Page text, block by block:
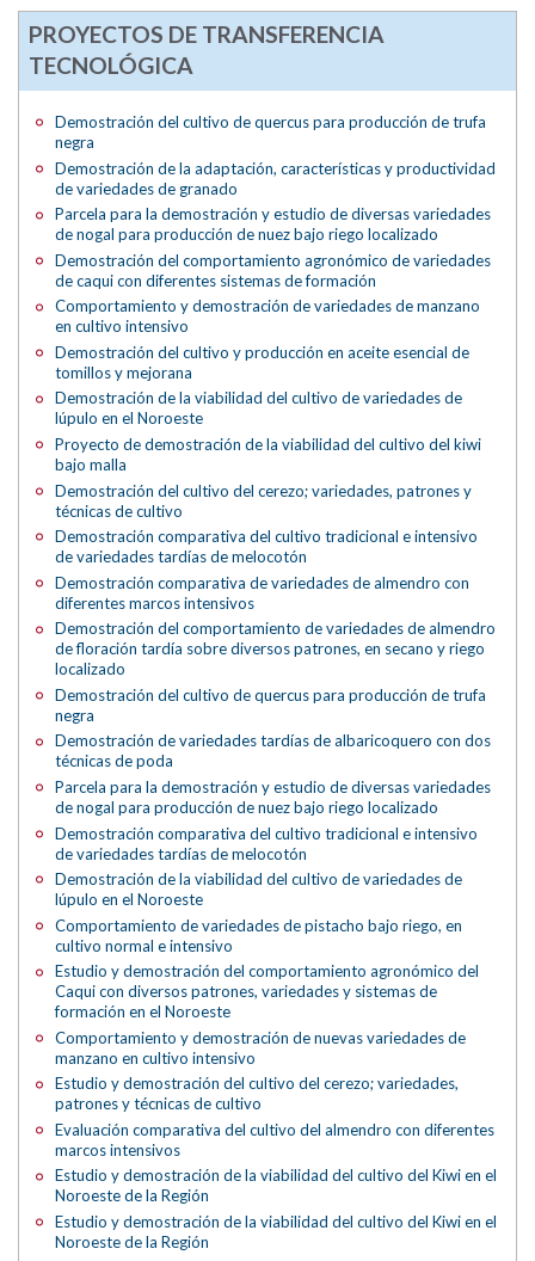
PROYECTOS DE TRANSFERENCIA
TECNOLÓGICA
Demostración del cultivo de quercus para producción de trufa
negra
Demostración de la adaptación, características y productividad
de variedades de granado
Parcela para la demostración y estudio de diversas variedades
de nogal para producción de nuez bajo riego localizado
Demostración del comportamiento agronómico de variedades
de caqui con diferentes sistemas de formación
Comportamiento y demostración de variedades de manzano
en cultivo intensivo
Demostración del cultivo y producción en aceite esencial de
tomillos y mejorana
Demostración de la viabilidad del cultivo de variedades de
lúpulo en el Noroeste
Proyecto de demostración de la viabilidad del cultivo del kiwi
bajo malla
Demostración del cultivo del cerezo; variedades, patrones y
técnicas de cultivo
Demostración comparativa del cultivo tradicional e intensivo
de variedades tardías de melocotón
Demostración comparativa de variedades de almendro con
diferentes marcos intensivos
Demostración del comportamiento de variedades de almendro
de floración tardía sobre diversos patrones, en secano y riego
localizado
Demostración del cultivo de quercus para producción de trufa
negra
Demostración de variedades tardías de albaricoquero con dos
técnicas de poda
Parcela para la demostración y estudio de diversas variedades
de nogal para producción de nuez bajo riego localizado
Demostración comparativa del cultivo tradicional e intensivo
de variedades tardías de melocotón
Demostración de la viabilidad del cultivo de variedades de
lúpulo en el Noroeste
Comportamiento de variedades de pistacho bajo riego, en
cultivo normal e intensivo
Estudio y demostración del comportamiento agronómico del
Caqui con diversos patrones, variedades y sistemas de
formación en el Noroeste
Comportamiento y demostración de nuevas variedades de
manzano en cultivo intensivo
Estudio y demostración del cultivo del cerezo; variedades,
patrones y técnicas de cultivo
Evaluación comparativa del cultivo del almendro con diferentes
marcos intensivos
Estudio y demostración de la viabilidad del cultivo del Kiwi en el
Noroeste de la Región
Estudio y demostración de la viabilidad del cultivo del Kiwi en el
Noroeste de la Región